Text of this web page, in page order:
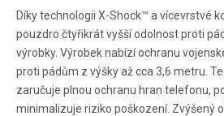
Díky technologii X-Shock™ a vícevrstvé
pouzdro čtyřikrát vyšší odolnost proti
výrobky. Výrobek nabízí ochranu
proti pádům z výšky až cca 3,6 metru.
zaručuje plnou ochranu hran telefonu,
minimalizuje riziko poškození. Zvýšený